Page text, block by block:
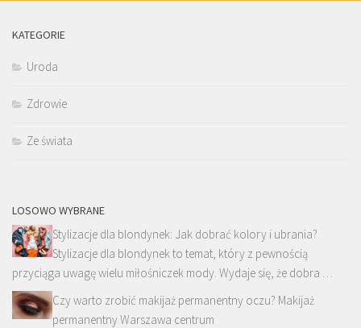
KATEGORIE
Uroda
Zdrowie
Ze świata
LOSOWO WYBRANE
Stylizacje dla blondynek: Jak dobrać kolory i ubrania?
Stylizacje dla blondynek to temat, który z pewnością
przyciąga uwagę wielu miłośniczek mody. Wydaje się, że dobra …
Czy warto zrobić makijaż permanentny oczu? Makijaż
permanentny Warszawa centrum